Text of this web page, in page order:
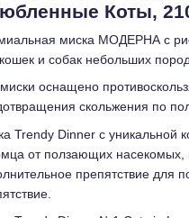
Коты,
миска МОДЕРНА с
и собак небольших пород.
оснащено
скольжения по
Trendy Dinner с уникальной
от ползающих насекомых,
препятствие для